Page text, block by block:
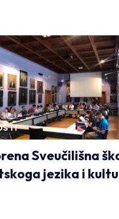
Sveučilišna
jezika i